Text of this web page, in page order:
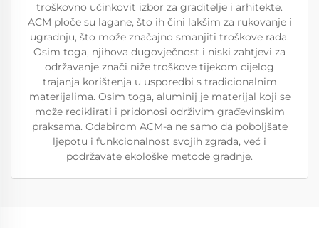
troškovno učinkovit izbor za graditelje i arhitekte.
ACM ploče su lagane, što ih čini lakšim za rukovanje i
ugradnju, što može značajno smanjiti troškove rada.
Osim toga, njihova dugovječnost i niski zahtjevi za
održavanje znači niže troškove tijekom cijelog
trajanja korištenja u usporedbi s tradicionalnim
materijalima. Osim toga, aluminij je materijal koji se
može reciklirati i pridonosi održivim građevinskim
praksama. Odabirom ACM-a ne samo da poboljšate
ljepotu i funkcionalnost svojih zgrada, već i
podržavate ekološke metode gradnje.